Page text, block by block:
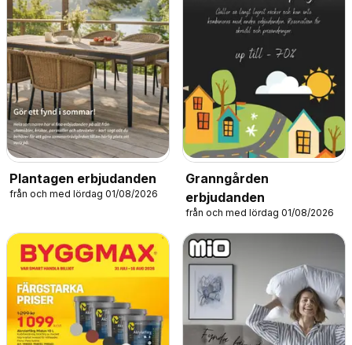
Plantagen erbjudanden
från och med lördag 01/08/2026
Granngården
erbjudanden
från och med lördag 01/08/2026